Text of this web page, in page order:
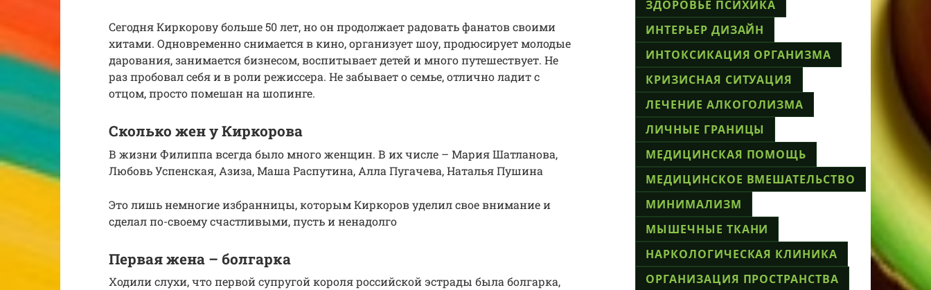
Сегодня Киркорову больше 50 лет, но он продолжает радовать фанатов своими
хитами. Одновременно снимается в кино, организует шоу, продюсирует молодые
дарования, занимается бизнесом, воспитывает детей и много путешествует. Не
раз пробовал себя и в роли режиссера. Не забывает о семье, отлично ладит с
отцом, просто помешан на шопинге.
Сколько жен у Киркорова
В жизни Филиппа всегда было много женщин. В их числе – Мария Шатланова,
Любовь Успенская, Азиза, Маша Распутина, Алла Пугачева, Наталья Пушина
Это лишь немногие избранницы, которым Киркоров уделил свое внимание и
сделал по-своему счастливыми, пусть и ненадолго
Первая жена – болгарка
Ходили слухи, что первой супругой короля российской эстрады была болгарка,
ЗДОРОВЬЕ ПСИХИКА
ИНТЕРЬЕР ДИЗАЙН
ИНТОКСИКАЦИЯ ОРГАНИЗМА
КРИЗИСНАЯ СИТУАЦИЯ
ЛЕЧЕНИЕ АЛКОГОЛИЗМА
ЛИЧНЫЕ ГРАНИЦЫ
МЕДИЦИНСКАЯ ПОМОЩЬ
МЕДИЦИНСКОЕ ВМЕШАТЕЛЬСТВО
МИНИМАЛИЗМ
МЫШЕЧНЫЕ ТКАНИ
НАРКОЛОГИЧЕСКАЯ КЛИНИКА
ОРГАНИЗАЦИЯ ПРОСТРАНСТВА